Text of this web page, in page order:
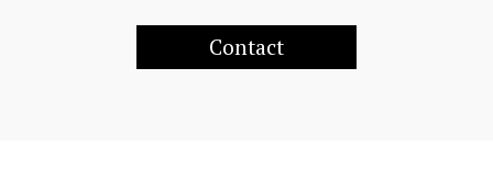
Contact